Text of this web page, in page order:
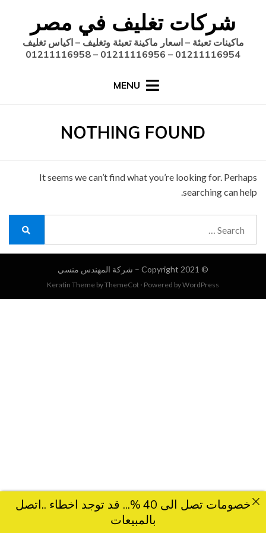
content
شركات تغليف في مصر
ماكينات تعبئة – اسعار ماكينة تعبئة وتغليف – اكياس تغليف
01211116954 – 01211116956 – 01211116958
MENU
NOTHING FOUND
It seems we can’t find what you’re looking for. Perhaps
searching can help.
© Copyright 2021 – شركة المهندس منسي
Keratin Theme byThemeCot ⋅ Powered byWordPress
خصومات تصل الى 40 %... قد توجد اخطاء ..اتصل
بالمبيعات